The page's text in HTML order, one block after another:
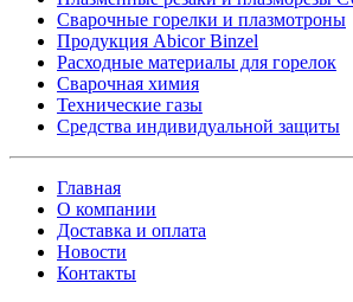
Сварочные горелки и плазмотроны
Продукция Abicor Binzel
Расходные материалы для горелок
Сварочная химия
Технические газы
Средства индивидуальной защиты
Главная
О компании
Доставка и оплата
Новости
Контакты